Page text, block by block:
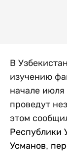
В
изучению
начале
проведут
этом
Республики
Усманов,